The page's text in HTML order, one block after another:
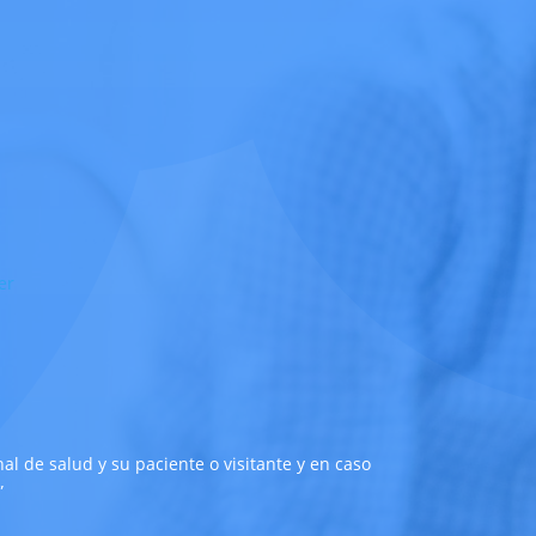
de salud y su paciente o visitante y en caso